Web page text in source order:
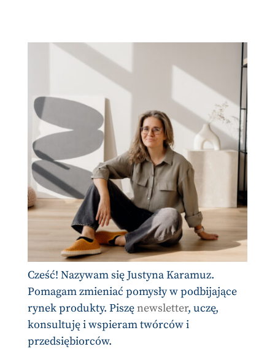
Cześć! Nazywam się Justyna Karamuz.
Pomagam zmieniać pomysły w podbijające
rynek produkty. Piszęnewsletter, uczę,
konsultuję i wspieram twórców i
przedsiębiorców.